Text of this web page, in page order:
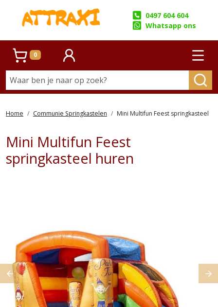
0497 604 604
Whatsapp ons
Winkelwagen
0
account
Home Communie Springkastelen Mini Multifun Feest springkasteel
Mini Multifun Feest
springkasteel huren
Previous